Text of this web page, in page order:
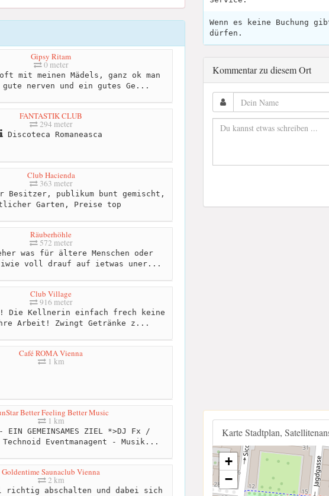
Gipsy Ritam
0 meter
mit meinen Mädels, ganz ok man
gute nerven und ein gutes Ge...
FANTASTIK CLUB
294 meter
Discoteca Romaneasca
Club Hacienda
363 meter
Besitzer, publikum bunt gemischt,
Garten, Preise top
Räuberhöhle
572 meter
was für ältere Menschen oder
iwie voll drauf auf ietwas uner...
Club Village
916 meter
Die Kellnerin einfach frech keine
Arbeit! Zwingt Getränke z...
Café ROMA Vienna
1 km
Better Feeling Better Music
1 km
GEMEINSAMES ZIEL *>DJ Fx /
Eventmanagent - Musik...
Goldentime Saunaclub Vienna
2 km
richtig abschalten und dabei sich
Wenn es keine Buchung
dürfen.
Kommentar zu diesem Ort
Karte Stadtplan,
+
−